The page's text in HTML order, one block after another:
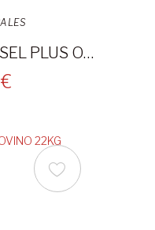
INABLOCK FORTE SEL PLUS OVINO 22KG